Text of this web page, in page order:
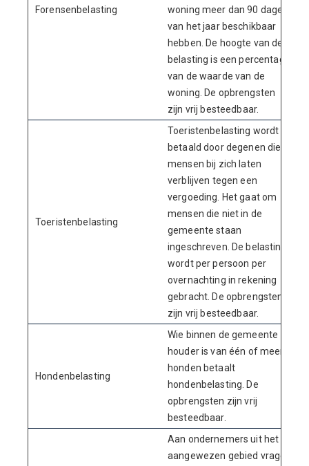
Forensenbelasting
woning meer dan 90 dagen
van het jaar beschikbaar
hebben. De hoogte van de
belasting is een percentage
van de waarde van de
woning. De opbrengsten
zijn vrij besteedbaar.
Toeristenbelasting
Toeristenbelasting wordt
betaald door degenen die
mensen bij zich laten
verblijven tegen een
vergoeding. Het gaat om
mensen die niet in de
gemeente staan
ingeschreven. De belasting
wordt per persoon per
overnachting in rekening
gebracht. De opbrengsten
zijn vrij besteedbaar.
Hondenbelasting
Wie binnen de gemeente
houder is van één of meer
honden betaalt
hondenbelasting. De
opbrengsten zijn vrij
besteedbaar.
Aan ondernemers uit het
aangewezen gebied vragen